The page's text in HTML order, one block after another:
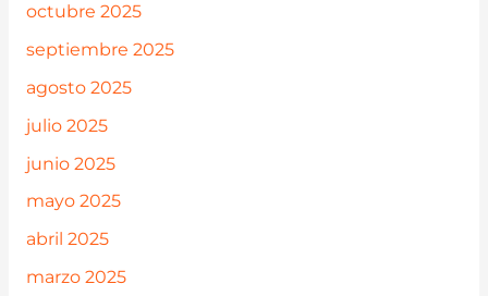
octubre 2025
septiembre 2025
agosto 2025
julio 2025
junio 2025
mayo 2025
abril 2025
marzo 2025